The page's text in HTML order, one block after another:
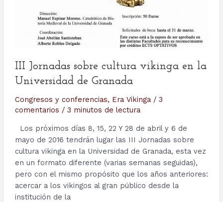
III Jornadas sobre cultura vikinga en la
Universidad de Granada
Congresos y conferencias, Era Vikinga/ 3
comentarios / 3 minutos de lectura
Los próximos días 8, 15, 22 Y 28 de abril y 6 de
mayo de 2016 tendrán lugar las III Jornadas sobre
cultura vikinga en la Universidad de Granada, esta vez
en un formato diferente (varias semanas seguidas),
pero con el mismo propósito que los años anteriores:
acercar a los vikingos al gran público desde la
institución de la